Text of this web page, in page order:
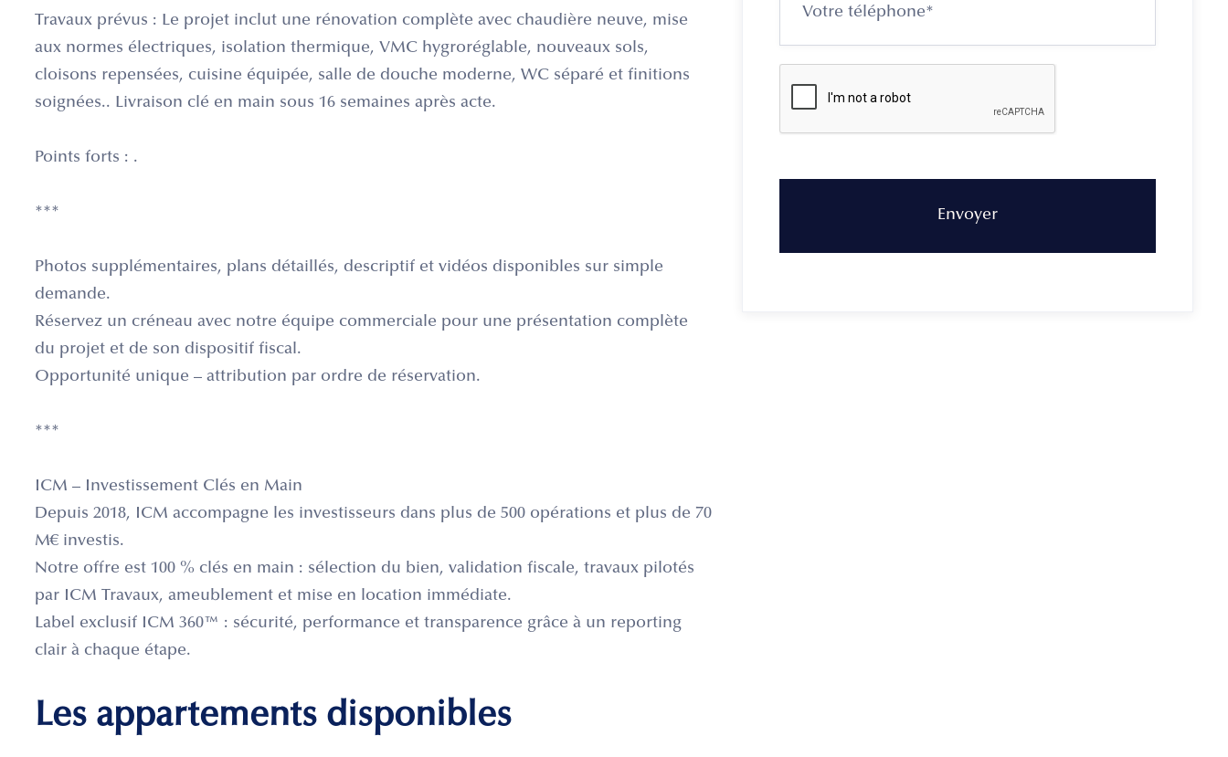
Travaux prévus : Le projet inclut une rénovation complète avec chaudière neuve, mise
aux normes électriques, isolation thermique, VMC hygroréglable, nouveaux sols,
cloisons repensées, cuisine équipée, salle de douche moderne, WC séparé et finitions
soignées.. Livraison clé en main sous 16 semaines après acte.
Points forts : .
***
Photos supplémentaires, plans détaillés, descriptif et vidéos disponibles sur simple
demande.
Réservez un créneau avec notre équipe commerciale pour une présentation complète
du projet et de son dispositif fiscal.
Opportunité unique – attribution par ordre de réservation.
***
ICM – Investissement Clés en Main
Depuis 2018, ICM accompagne les investisseurs dans plus de 500 opérations et plus de 70
M€ investis.
Notre offre est 100 % clés en main : sélection du bien, validation fiscale, travaux pilotés
par ICM Travaux, ameublement et mise en location immédiate.
Label exclusif ICM 360™ : sécurité, performance et transparence grâce à un reporting
clair à chaque étape.
Les appartements disponibles